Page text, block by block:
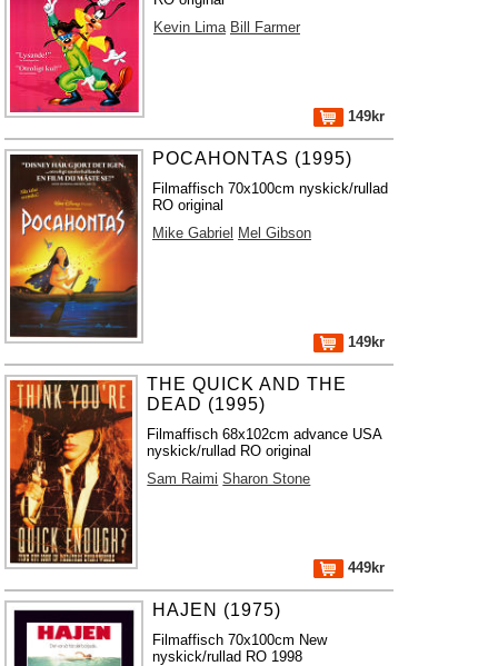
Kevin Lima Bill Farmer
149kr
POCAHONTAS (1995)
Filmaffisch 70x100cm nyskick/rullad
RO original
Mike Gabriel Mel Gibson
149kr
THE QUICK AND THE
DEAD (1995)
Filmaffisch 68x102cm advance USA
nyskick/rullad RO original
Sam Raimi Sharon Stone
449kr
HAJEN (1975)
Filmaffisch 70x100cm New
nyskick/rullad RO 1998